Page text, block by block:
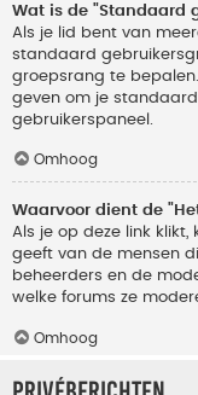
Wat is de "Standaard
Als je lid bent van
standaard
groepsrang te
geven om je
gebruikerspaneel.
Omhoog
Waarvoor dient de
Als je op deze link
geeft van de mensen
beheerders en de
welke forums ze
Omhoog